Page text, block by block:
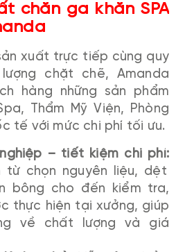
chăn ga khăn SPA
xuất trực tiếp cùng quy
chặt chẽ, Amanda
hàng những sản phẩm
Thẩm Mỹ Viện, Phòng
tế với mức chi phí tối ưu.
– tiết kiệm chi phí:
từ chọn nguyên liệu, dệt
bông cho đến kiểm tra,
thực hiện tại xưởng, giúp
về chất lượng và giá